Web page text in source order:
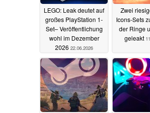
LEGO: Leak deutet auf
großes PlayStation 1-
Set– Veröffentlichung
wohl im Dezember
2026 22.06.2026
Zwei
Icons-Sets
der Ringe
geleakt